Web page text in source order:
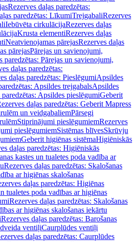
Rezerves daļas paredzētas:
paredzētas: LīkumiTrejgabaliRezerves
Iebūvēta cirkulācijaRezerves daļas
Krusta elementiRezerves daļas
Neatvienojamas pārejasRezerves daļas
pārejasPārejas un savienojumi,
paredzētas: Pārejas un savienojumi,
daļas paredzētas:
daļas paredzētas: PieslēgumiApsildes
Apsildes trejgabalsApsildes
paredzētas: Apsildes pieslēgumiGeberit
daļas paredzētas: Geberit Mapress
un veidgabaliemPārsegi
Stiprinājumi pieslēgumiemRezerves
pieslēgumiemSistēmas blīvesSkrūvju
Geberit higiēnas sistēmaHigiēniskās
daļas paredzētas: Higiēniskās
kastes un tualetes poda vadība ar
Rezerves daļas paredzētas: Skalošanas
ar higiēnas skalošanas
daļas paredzētas: Higiēnas
tualetes poda vadības ar higiēnas
Rezerves daļas paredzētas: Skalošanas
ar higiēnas skalošanas iekārtu
Rezerves daļas paredzētas: Barošanas
ventiļiCaurplūdes ventiļi
daļas paredzētas: Caurplūdes